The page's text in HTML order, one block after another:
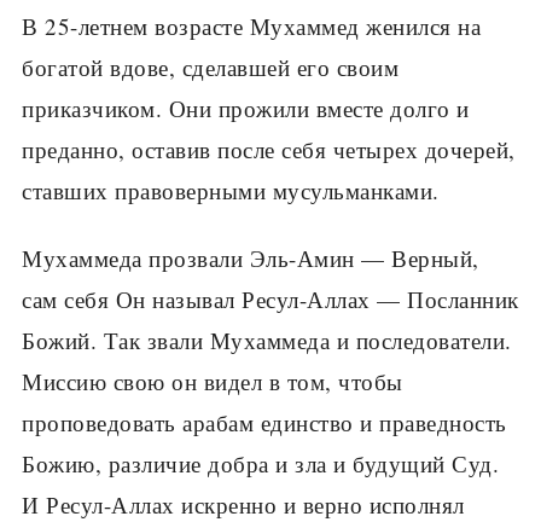
В 25-летнем возрасте Мухаммед женился на
богатой вдове, сделавшей его своим
приказчиком. Они прожили вместе долго и
преданно, оставив после себя четырех дочерей,
ставших правоверными мусульманками.
Мухаммеда прозвали Эль-Амин — Верный,
сам себя Он называл Ресул-Аллах — Посланник
Божий. Так звали Мухаммеда и последователи.
Миссию свою он видел в том, чтобы
проповедовать арабам единство и праведность
Божию, различие добра и зла и будущий Суд.
И Ресул-Аллах искренно и верно исполнял